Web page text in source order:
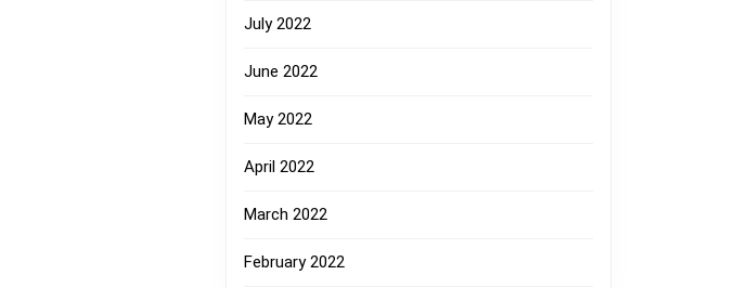
July 2022
June 2022
May 2022
April 2022
March 2022
February 2022